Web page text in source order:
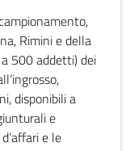
Rimini e della
500 addetti) dei
disponibili a
e
e le